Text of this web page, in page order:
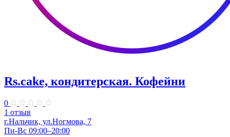
Rs.cake, кондитерская. Кофейни
0
1 отзыв
г.Нальчик, ул.Ногмова, 7
Пн-Вс 09:00–20:00